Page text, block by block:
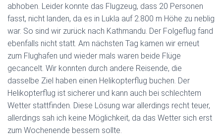
abhoben. Leider konnte das Flugzeug, dass 20 Personen
fasst, nicht landen, da es in Lukla auf 2.800 m Höhe zu neblig
war. So sind wir zurück nach Kathmandu. Der Folgeflug fand
ebenfalls nicht statt. Am nächsten Tag kamen wir erneut
zum Flughafen und wieder mals waren beide Flüge
gecancelt. Wir konnten durch andere Reisende, die
dasselbe Ziel haben einen Helikopterflug buchen. Der
Helikopterflug ist sicherer und kann auch bei schlechtem
Wetter stattfinden. Diese Lösung war allerdings recht teuer,
allerdings sah ich keine Möglichkeit, da das Wetter sich erst
zum Wochenende bessern sollte.